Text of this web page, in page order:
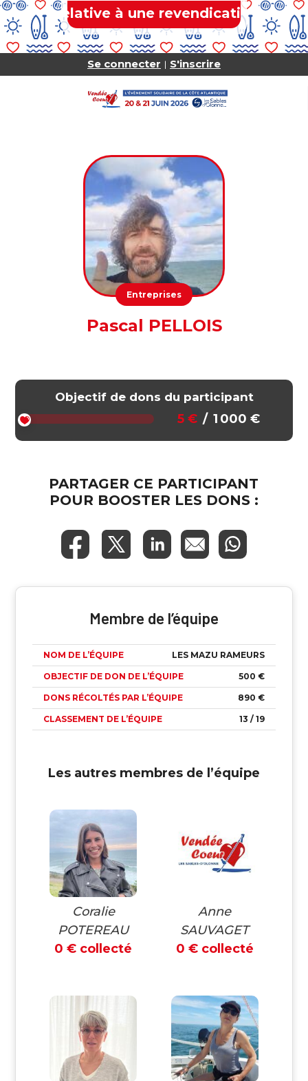
relative à une revendication de fuite
Se connecter | S'inscrire
Entreprises
Pascal PELLOIS
Objectif de dons du participant
5 € / 1 000 €
PARTAGER CE PARTICIPANT
POUR BOOSTER LES DONS :
Membre de l’équipe
NOM DE L’ÉQUIPE LES MAZU RAMEURS
OBJECTIF DE DON DE L’ÉQUIPE 500 €
DONS RÉCOLTÉS PAR L’ÉQUIPE 890 €
CLASSEMENT DE L’ÉQUIPE 13 / 19
Les autres membres de l’équipe
Coralie
POTEREAU
0 € collecté
Anne
SAUVAGET
0 € collecté